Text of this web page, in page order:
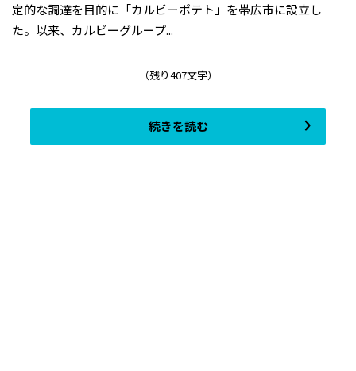
定的な調達を目的に「カルビーポテト」を帯広市に設立し
た。以来、カルビーグループ...
（残り407文字）
続きを読む